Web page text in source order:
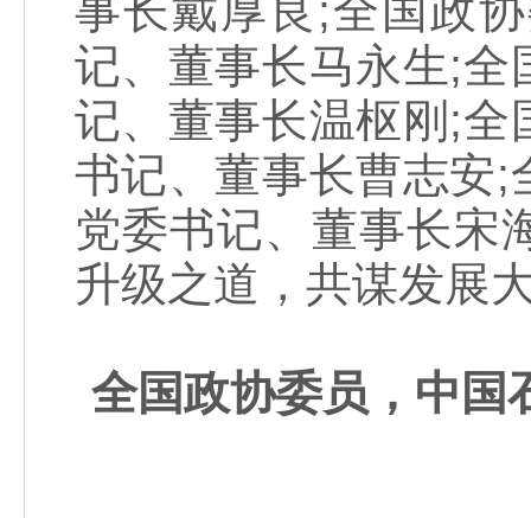
事长戴厚良;全国政
记、董事长马永生;全
记、董事长温枢刚;全
书记、董事长曹志安;
党委书记、董事长宋
升级之道，共谋发展
全国政协委员，中国